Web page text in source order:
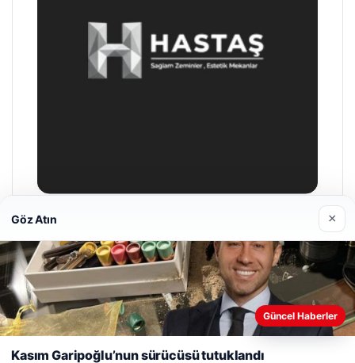
Prenses Night Club
29/04/2026
Web sitemizi nasıl kullandığınızı daha iyi anlayabilmek,
deneyiminizi kişiselleştirmek ve geliştirmek amacıyla çerezler
Göz Atın ×
Güncel Haberler
Kasım Garipoğlu’nun sürücüsü tutuklandı